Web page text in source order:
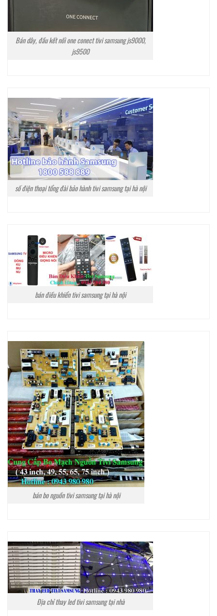
Bán dây, đầu kết nối one conect tivi samsung js9000,
js9500
số điện thoại tổng đài bảo hành tivi samsung tại hà nội
bán điều khiển tivi samsung tại hà nội
bán bo nguồn tivi samsung tại hà nội
Địa chỉ thay led tivi samsung tại nhà